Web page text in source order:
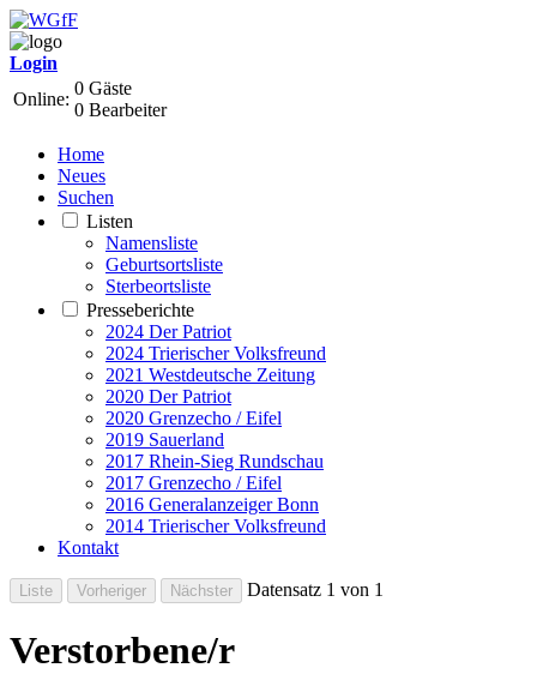
Login
Online:
0 Gäste
0 Bearbeiter
Home
Neues
Suchen
Listen
Namensliste
Geburtsortsliste
Sterbeortsliste
Presseberichte
2024 Der Patriot
2024 Trierischer Volksfreund
2021 Westdeutsche Zeitung
2020 Der Patriot
2020 Grenzecho / Eifel
2019 Sauerland
2017 Rhein-Sieg Rundschau
2017 Grenzecho / Eifel
2016 Generalanzeiger Bonn
2014 Trierischer Volksfreund
Kontakt
Datensatz 1 von 1
Verstorbene/r